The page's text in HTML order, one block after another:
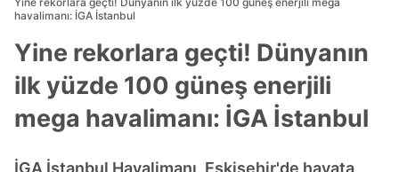
havalimanı: İGA İstanbul
Yine rekorlara geçti! Dünyanın
ilk yüzde 100 güneş enerjili
mega havalimanı: İGA İstanbul
İGA İstanbul Havalimanı, Eskişehir'de hayata